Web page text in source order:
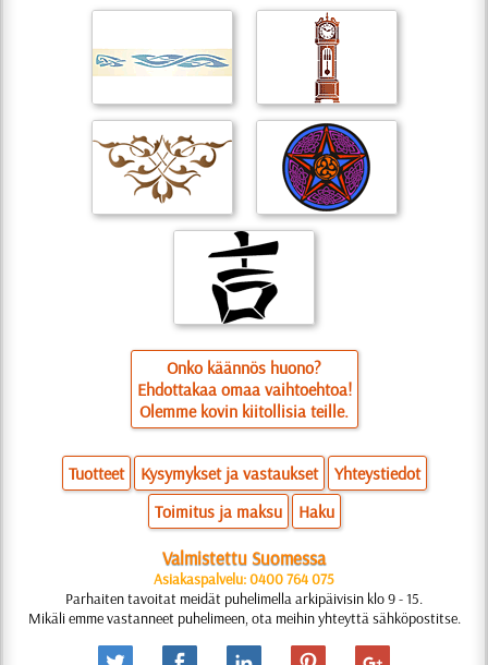
Onko käännös huono?
Ehdottakaa omaa vaihtoehtoa!
Olemme kovin kiitollisia teille.
Tuotteet Kysymykset ja vastaukset
Yhteystiedot
Toimitus ja maksu
Haku
Valmistettu Suomessa
Asiakaspalvelu: 0400 764 075
Parhaiten tavoitat meidät puhelimella arkipäivisin klo 9 - 15.
Mikäli emme vastanneet puhelimeen, ota meihin yhteyttä sähköpostitse.